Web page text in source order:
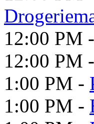
12:00 PM -
12:00 PM -
1:00 PM -
1:00 PM -